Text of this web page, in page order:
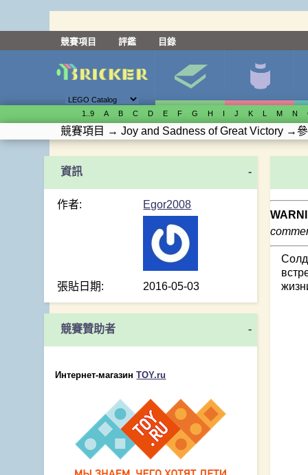
競賽項目 評鑑 目錄
1..9 A B C D E F G H I J K L M N
競賽項目 → Joy and Sadness of Great Victory →
-
作者: Egor2008
張貼日期: 2016-05-03
競賽贊助者 -
Интернет-магазинTOY.ru